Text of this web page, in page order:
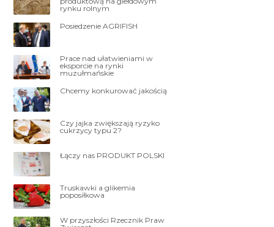
rynku rolnym
Posiedzenie AGRIFISH
Prace nad ułatwieniami w
eksporcie na rynki
muzułmańskie
Chcemy konkurować jakością
Czy jajka zwiększają ryzyko
cukrzycy typu 2?
Łączy nas PRODUKT POLSKI
Truskawki a glikemia
poposiłkowa
W przyszłości Rzecznik Praw